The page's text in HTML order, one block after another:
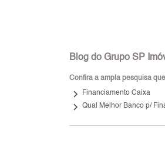
Blog do Grupo SP
Confira a ampla pesquisa
keyboard_arrow_right Financiamento Caixa
keyboard_arrow_right Qual Melhor Banco p/